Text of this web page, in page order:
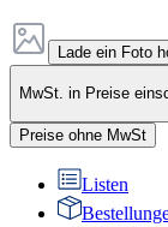
Lade ein Foto
MwSt. in Preise
Preise ohne MwSt
Listen